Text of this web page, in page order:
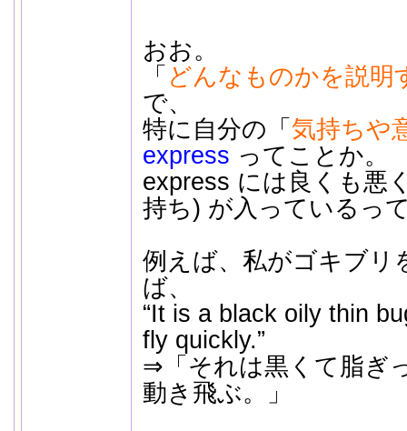
おお。
「 どんなものかを説明
で、
特に自分の「 気持ちや
express ってことか。
express には良くも悪
持ち) が入っているっ
例えば、私がゴキブリ
ば、
“It is a black oily thin
fly quickly.”
⇒「それは黒くて脂ぎ
動き飛ぶ。」